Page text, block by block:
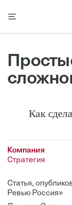
Как
Компания
Стратегия
Статья,
Ревью Россия»